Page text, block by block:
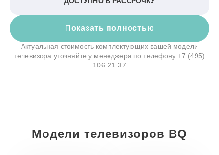
Показать полностью
Актуальная стоимость комплектующих вашей модели
телевизора уточняйте у менеджера по телефону +7 (495)
106-21-37
Модели телевизоров BQ